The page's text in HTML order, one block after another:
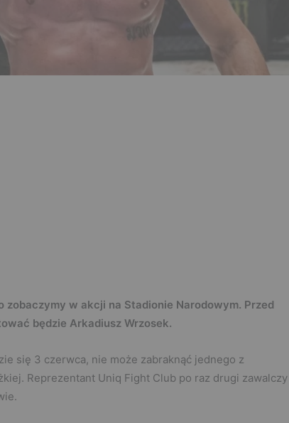
zobaczymy w akcji na Stadionie Narodowym. Przed
będzie Arkadiusz Wrzosek.
się 3 czerwca, nie może zabraknąć jednego z
Reprezentant Uniq Fight Club po raz drugi zawalczy